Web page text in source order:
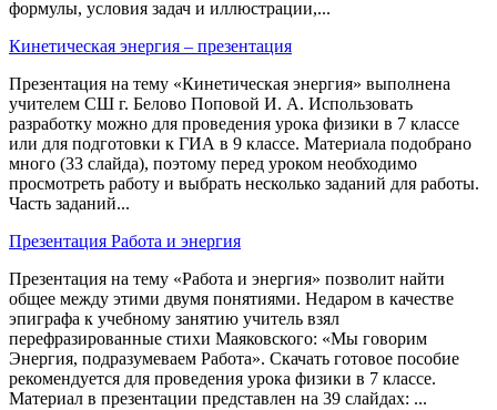
формулы, условия задач и иллюстрации,...
Кинетическая энергия – презентация
Презентация на тему «Кинетическая энергия» выполнена
учителем СШ г. Белово Поповой И. А. Использовать
разработку можно для проведения урока физики в 7 классе
или для подготовки к ГИА в 9 классе. Материала подобрано
много (33 слайда), поэтому перед уроком необходимо
просмотреть работу и выбрать несколько заданий для работы.
Часть заданий...
Презентация Работа и энергия
Презентация на тему «Работа и энергия» позволит найти
общее между этими двумя понятиями. Недаром в качестве
эпиграфа к учебному занятию учитель взял
перефразированные стихи Маяковского: «Мы говорим
Энергия, подразумеваем Работа». Скачать готовое пособие
рекомендуется для проведения урока физики в 7 классе.
Материал в презентации представлен на 39 слайдах: ...